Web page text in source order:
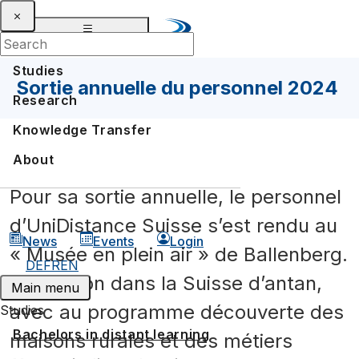
Studies
Research
Knowledge Transfer
About
News Events
Login
DEFREN
Main menu
Studies
Bachelors in distant learning
Sortie annuelle du personnel 2024
Pour sa sortie annuelle, le personnel
d’UniDistance Suisse s’est rendu au
« Musée en plein air » de Ballenberg.
Immersion dans la Suisse d’antan,
avec au programme découverte des
maisons rurales et des métiers